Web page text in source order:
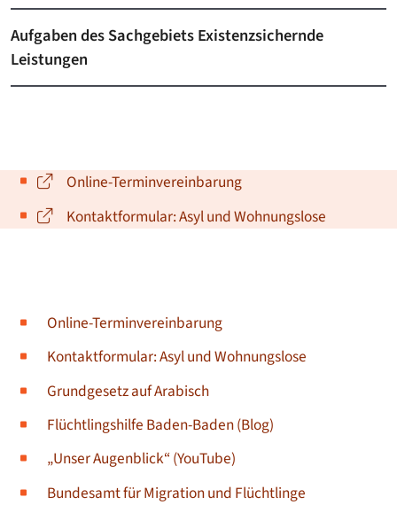
Aufgaben des Sachgebiets Existenzsichernde
Leistungen
Online-Terminvereinbarung
Kontaktformular: Asyl und Wohnungslose
Online-Terminvereinbarung
Kontaktformular: Asyl und Wohnungslose
Grundgesetz auf Arabisch
Flüchtlingshilfe Baden-Baden (Blog)
„Unser Augenblick“ (YouTube)
Bundesamt für Migration und Flüchtlinge